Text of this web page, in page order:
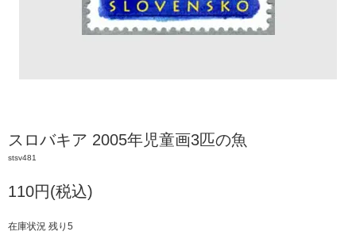
スロバキア 2005年児童画3匹の魚
stsv481
110円(税込)
在庫状況 残り5